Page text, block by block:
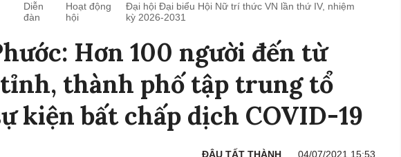
Diễn
đàn
Hoạt động
hội
Đại hội Đại biểu Hội Nữ trí thức VN lần thứ IV, nhiệm
kỳ 2026-2031
Hơn 100 người đến từ
thành phố tập trung tổ
kiện bất chấp dịch COVID-19
ĐẬU TẤT THÀNH 04/07/2021 15:53